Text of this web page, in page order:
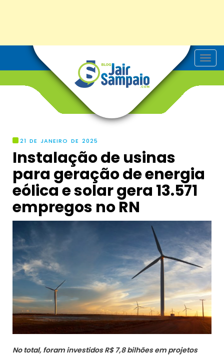
T
o
21 DE JANEIRO DE 2025
Instalação de usinas
para geração de energia
eólica e solar gera 13.571
empregos no RN
No total, foram investidos R$ 7,8 bilhões em projetos